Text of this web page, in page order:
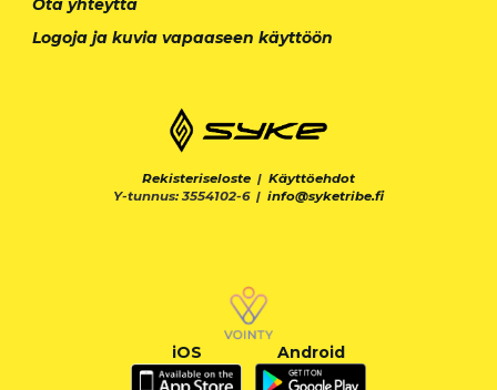
Ota yhteyttä
Logoja ja kuvia vapaaseen käyttöön
Rekisteriseloste | Käyttöehdot
Y-tunnus: 3554102-6 | info@syketribe.fi
iOS Android